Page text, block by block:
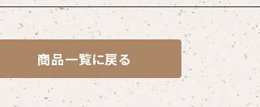
商品一覧に戻る